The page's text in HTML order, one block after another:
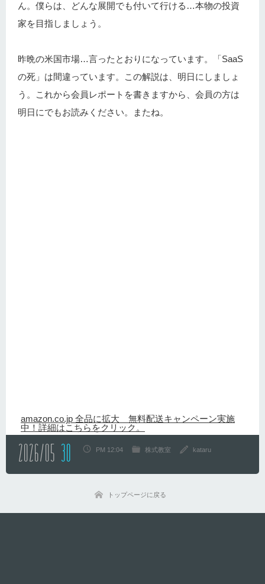
ん。僕らは、どんな展開でも付いて行ける…本物の投資
家を目指しましょう。
昨晩の米国市場…言ったとおりになっています。「SaaS
の死」は間違っています。この解説は、明日にしましょ
う。これから会員レポートを書きますから、会員の方は
明日にでもお読みください。またね。
amazon.co.jp 全品に拡大 無料配送キャンペーン実施
中！詳細はこちらをクリック。
2026/05 30 PM 12:04 株式教室 kataru
トップページに戻る